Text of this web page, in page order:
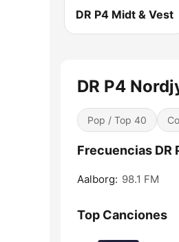
DR P4 Midt & Vest
DR P4
Pop / Top 40
Frecuencias DR
Aalborg: 98.1 FM
Top Canciones